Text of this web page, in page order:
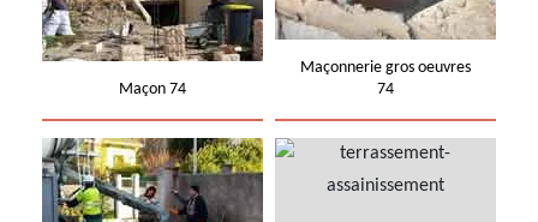
Maçon 74
Maçonnerie gros oeuvres
74